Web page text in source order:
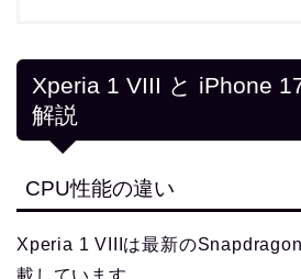
Xperia 1 VIII と iPhone
解説
CPU性能の違い
Xperia 1 VIIIは最新の
載しています。